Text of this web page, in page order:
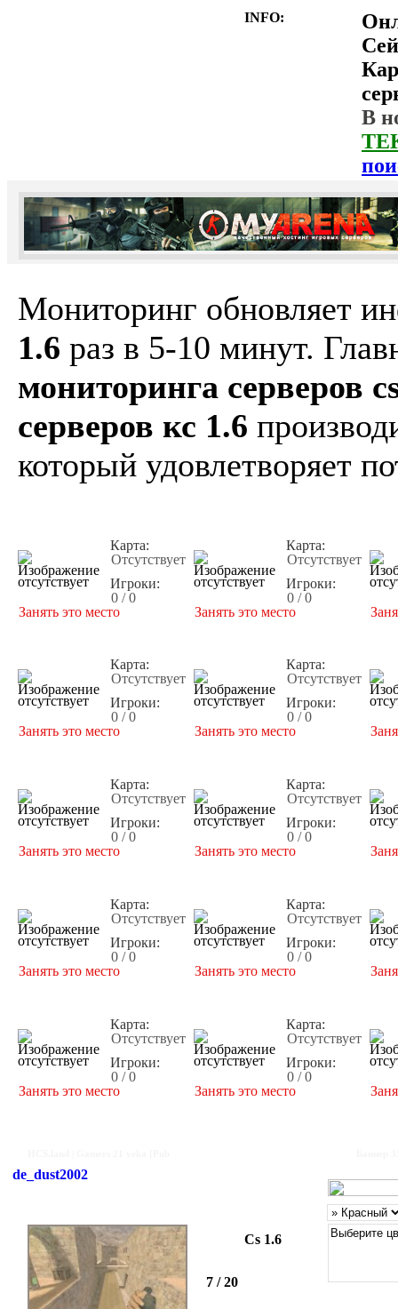
INFO:
В
Мониторинг обновляет
1.6 раз в 5-10 минут.
мониторинга серверов
серверов кс 1.6
который удовлетворяет
Карта:
Отсутствует
Игроки:
0 / 0
Занять это место
Карта:
Отсутствует
Игроки:
0 / 0
Занять это место
Карта:
Отсутствует
Игроки:
0 / 0
Занять это место
Карта:
Отсутствует
Игроки:
0 / 0
Занять это место
Карта:
Отсутствует
Игроки:
0 / 0
Занять это место
Карта:
Отсутствует
Игроки:
0 / 0
Занять это место
Карта:
Отсутствует
Игроки:
0 / 0
Занять это место
Карта:
Отсутствует
Игроки:
0 / 0
Занять это место
Карта:
Отсутствует
Игроки:
0 / 0
Занять это место
Карта:
Отсутствует
Игроки:
0 / 0
Занять это место
de_dust2002
Cs 1.6
7 / 20